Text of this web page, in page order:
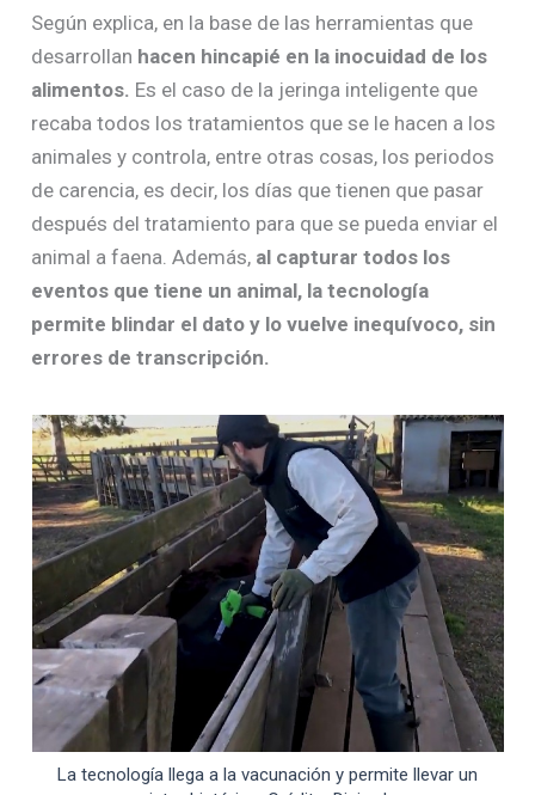
Según explica, en la base de las herramientas que
desarrollan hacen hincapié en la inocuidad de los
alimentos. Es el caso de la jeringa inteligente que
recaba todos los tratamientos que se le hacen a los
animales y controla, entre otras cosas, los periodos
de carencia, es decir, los días que tienen que pasar
después del tratamiento para que se pueda enviar el
animal a faena. Además, al capturar todos los
eventos que tiene un animal, la tecnología
permite blindar el dato y lo vuelve inequívoco, sin
errores de transcripción.
La tecnología llega a la vacunación y permite llevar un